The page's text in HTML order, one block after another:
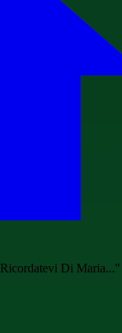
Di Maria..."